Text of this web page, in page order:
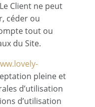
Client ne peut
céder ou
tout ou
du Site.
pleine et
d’utilisation
d’utilisation